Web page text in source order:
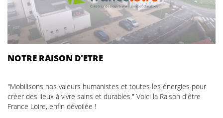
NOTRE RAISON D'ETRE
"Mobilisons nos valeurs humanistes et toutes les énergies pour
créer des lieux à vivre sains et durables." Voici la Raison d'être
France Loire, enfin dévoilée !